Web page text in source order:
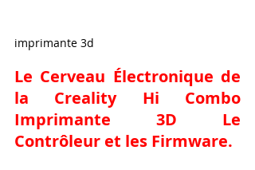
imprimante 3d
Le Cerveau Électronique de
la Creality Hi Combo
Imprimante 3D Le
Contrôleur et les Firmware.